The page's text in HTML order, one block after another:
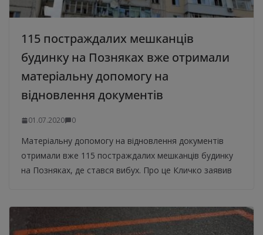
115 постраждалих мешканців
будинку на Позняках вже отримали
матеріальну допомогу на
відновлення документів
01.07.2020 0
Матеріальну допомогу на відновлення документів
отримали вже 115 постраждалих мешканців будинку
на Позняках, де стався вибух. Про це Кличко заявив